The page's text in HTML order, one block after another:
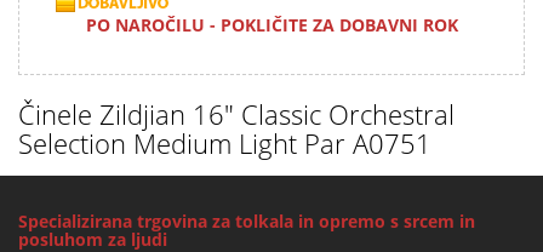
PO NAROČILU - POKLIČITE ZA DOBAVNI ROK
Činele Zildjian 16" Classic Orchestral
Selection Medium Light Par A0751
Specializirana trgovina za tolkala in opremo s srcem in
posluhom za ljudi